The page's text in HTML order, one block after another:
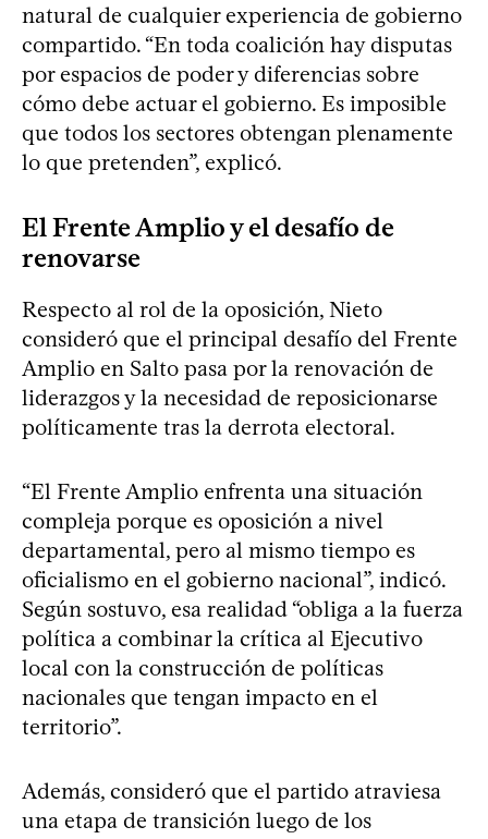
natural de cualquier experiencia de gobierno
compartido. “En toda coalición hay disputas
por espacios de poder y diferencias sobre
cómo debe actuar el gobierno. Es imposible
que todos los sectores obtengan plenamente
lo que pretenden”, explicó.
El Frente Amplio y el desafío de
renovarse
Respecto al rol de la oposición, Nieto
consideró que el principal desafío del Frente
Amplio en Salto pasa por la renovación de
liderazgos y la necesidad de reposicionarse
políticamente tras la derrota electoral.
“El Frente Amplio enfrenta una situación
compleja porque es oposición a nivel
departamental, pero al mismo tiempo es
oficialismo en el gobierno nacional”, indicó.
Según sostuvo, esa realidad “obliga a la fuerza
política a combinar la crítica al Ejecutivo
local con la construcción de políticas
nacionales que tengan impacto en el
territorio”.
Además, consideró que el partido atraviesa
una etapa de transición luego de los